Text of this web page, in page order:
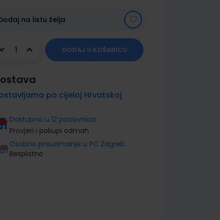
na listu želja
DODAJ U KOŠARICU
po cijeloj Hrvatskoj
Dostupno u 12 poslovnica
Provjeri i pokupi odmah
Osobno preuzimanje u PC Zagreb
Besplatno